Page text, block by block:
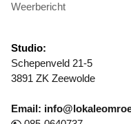
Weerbericht
Studio:
Schepenveld 21-5
3891 ZK Zeewolde
Email: